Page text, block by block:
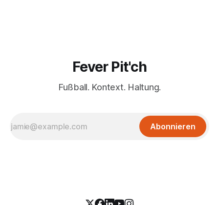
Fever Pit'ch
Fußball. Kontext. Haltung.
Abonnieren